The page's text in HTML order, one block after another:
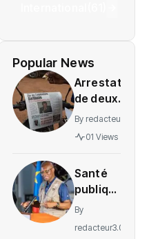
Popular News
Arrestation
de deux
journalistes
au Mali
indignation
By redacteur3.0
01 Views
Santé
publique
: La RDC
By
redacteur3.0